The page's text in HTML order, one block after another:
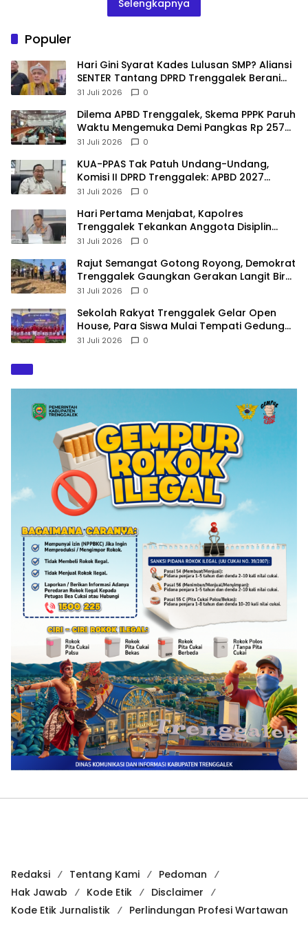
Selengkapnya
Populer
Hari Gini Syarat Kades Lulusan SMP? Aliansi
SENTER Tantang DPRD Trenggalek Berani
Gunakan Open Legal Policy!
31 Juli 2026 0
Dilema APBD Trenggalek, Skema PPPK Paruh
Waktu Mengemuka Demi Pangkas Rp 257
Miliar
31 Juli 2026 0
KUA-PPAS Tak Patuh Undang-Undang,
Komisi II DPRD Trenggalek: APBD 2027
Terancam Sanksi
31 Juli 2026 0
Hari Pertama Menjabat, Kapolres
Trenggalek Tekankan Anggota Disiplin
Hindari Pelanggaran
31 Juli 2026 0
​Rajut Semangat Gotong Royong, Demokrat
Trenggalek Gaungkan Gerakan Langit Biru
di Pantai Konang
31 Juli 2026 0
Sekolah Rakyat Trenggalek Gelar Open
House, Para Siswa Mulai Tempati Gedung
Baru
31 Juli 2026 0
Redaksi Tentang Kami
Pedoman
Hak Jawab
Kode Etik
Disclaimer
Kode Etik Jurnalistik
Perlindungan Profesi Wartawan